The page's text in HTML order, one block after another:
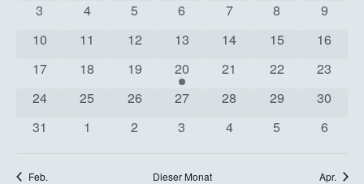
Veranstaltungen
0 Veranstaltungen
3 0 Veranstaltungen
4 0 Veranstaltungen
5 0 Veranstaltungen
6 0 Veranstaltungen
7 0
8 0
9
0 Veranstaltungen
10 0 Veranstaltungen
11 0 Veranstaltungen
12 0 Veranstaltungen
13 0 Veranstaltungen
14 0
15 0
16
0 Veranstaltungen
17 0 Veranstaltungen
18 0 Veranstaltungen
19 1 Veranstaltung
20 0 Veranstaltungen
21 0
22 0
23
0 Veranstaltungen
24 0 Veranstaltungen
25 0 Veranstaltungen
26 0 Veranstaltungen
27 0 Veranstaltungen
28 0
29 0
30
0 Veranstaltungen
31 0 Veranstaltungen
1 0 Veranstaltungen
2 0 Veranstaltungen
3 0 Veranstaltungen
4 0
5 0
6
Feb. Dieser Monat Apr.